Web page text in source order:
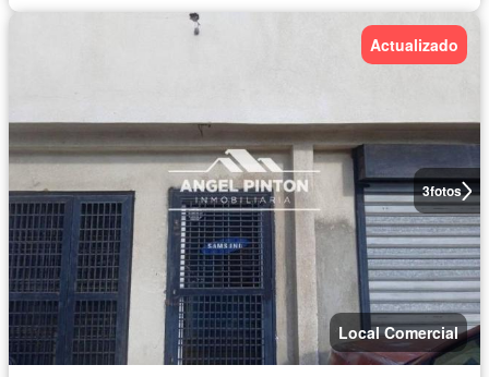
3fotos
Actualizado
Local Comercial